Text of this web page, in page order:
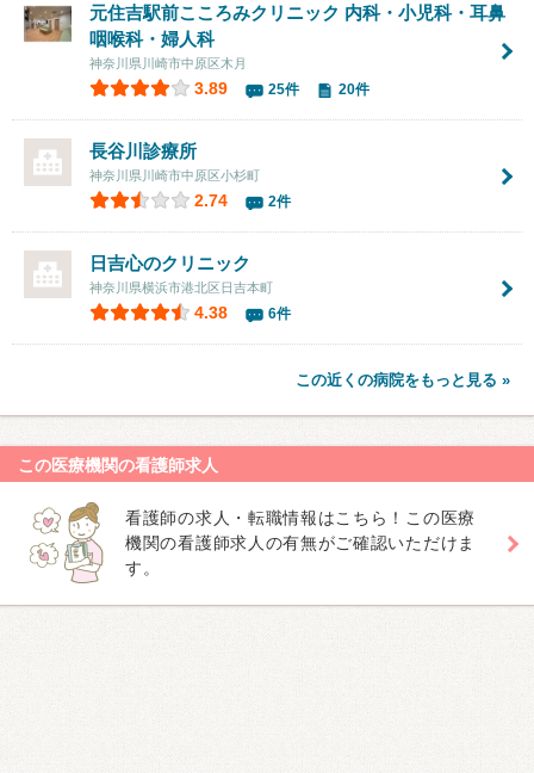
元住吉駅前こころみクリニック 内科・小児科・耳鼻
咽喉科・婦人科
神奈川県川崎市中原区木月
3.89 25件 20件
長谷川診療所
神奈川県川崎市中原区小杉町
2.74 2件
日吉心のクリニック
神奈川県横浜市港北区日吉本町
4.38 6件
この近くの病院をもっと見る »
この医療機関の看護師求人
看護師の求人・転職情報はこちら！この医療
機関の看護師求人の有無がご確認いただけま
す。